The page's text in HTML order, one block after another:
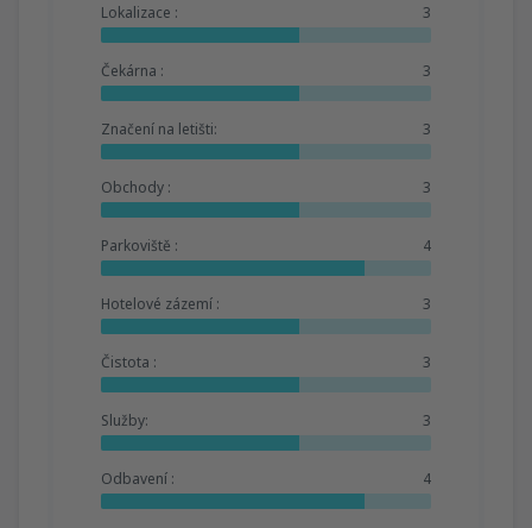
Lokalizace : 3
Čekárna : 3
Značení na letišti: 3
Obchody : 3
Parkoviště : 4
Hotelové zázemí : 3
Čistota : 3
Služby: 3
Odbavení : 4